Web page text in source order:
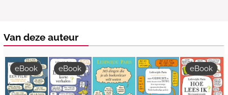
Van deze auteur
eBook eBook eBook